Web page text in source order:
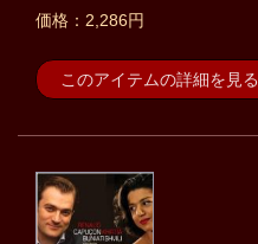
価格：2,286円
このアイテムの詳細を見る